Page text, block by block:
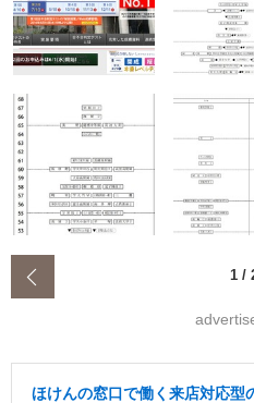
1 /
ほけんの窓口で働く来店対応型